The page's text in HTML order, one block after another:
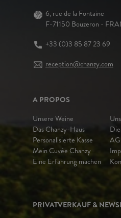
6, rue de la Fontaine
F-71150 Bouzeron -
+33 (0)3 85 87 23 69
reception@chanzy.com
A PROPOS
Unsere Weine
Das Chanzy-Haus
Personalisierte Kasse
Mein Cuvée Chanzy
Eine Erfahrung machen
PRIVATVERKAUF &